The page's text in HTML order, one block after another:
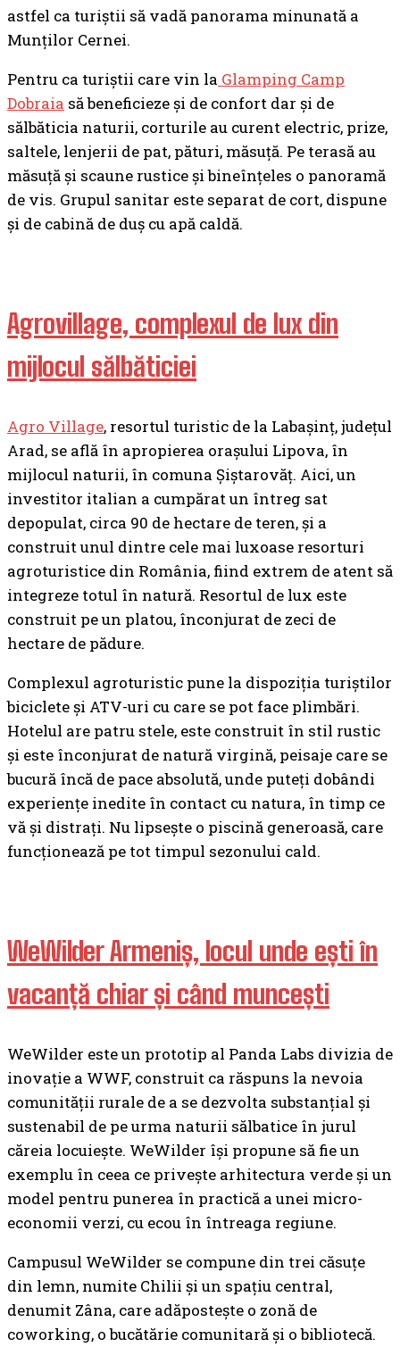
astfel ca turiștii să vadă panorama minunată a
Munților Cernei.
Pentru ca turiștii care vin la Glamping Camp
Dobraia să beneficieze și de confort dar și de
sălbăticia naturii, corturile au curent electric, prize,
saltele, lenjerii de pat, pături, măsuță. Pe terasă au
măsuță și scaune rustice și bineînțeles o panoramă
de vis. Grupul sanitar este separat de cort, dispune
și de cabină de duș cu apă caldă.
Agrovillage, complexul de lux din
mijlocul sălbăticiei
Agro Village, resortul turistic de la Labașinț, județul
Arad, se află în apropierea orașului Lipova, în
mijlocul naturii, în comuna Șiștarovăț. Aici, un
investitor italian a cumpărat un întreg sat
depopulat, circa 90 de hectare de teren, și a
construit unul dintre cele mai luxoase resorturi
agroturistice din România, fiind extrem de atent să
integreze totul în natură. Resortul de lux este
construit pe un platou, înconjurat de zeci de
hectare de pădure.
Complexul agroturistic pune la dispoziția turiștilor
biciclete și ATV-uri cu care se pot face plimbări.
Hotelul are patru stele, este construit în stil rustic
și este înconjurat de natură virgină, peisaje care se
bucură încă de pace absolută, unde puteţi dobândi
experienţe inedite în contact cu natura, în timp ce
vă și distraţi. Nu lipsește o piscină generoasă, care
funcționează pe tot timpul sezonului cald.
WeWilder Armeniș, locul unde ești în
vacanță chiar și când muncești
WeWilder este un prototip al Panda Labs divizia de
inovație a WWF, construit ca răspuns la nevoia
comunității rurale de a se dezvolta substanțial și
sustenabil de pe urma naturii sălbatice în jurul
căreia locuiește. WeWilder își propune să fie un
exemplu în ceea ce privește arhitectura verde și un
model pentru punerea în practică a unei micro-
economii verzi, cu ecou în întreaga regiune.
Campusul WeWilder se compune din trei căsuțe
din lemn, numite Chilii și un spațiu central,
denumit Zâna, care adăpostește o zonă de
coworking, o bucătărie comunitară și o bibliotecă.